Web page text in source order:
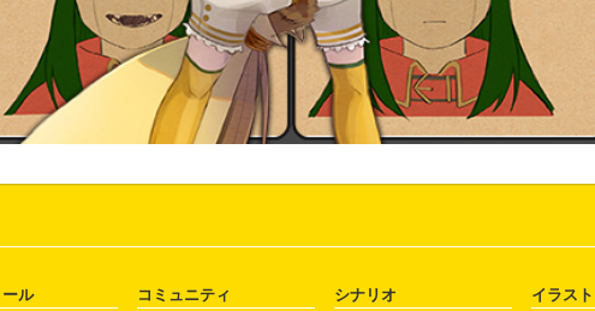
ル コミュニティ シナリオ イラスト